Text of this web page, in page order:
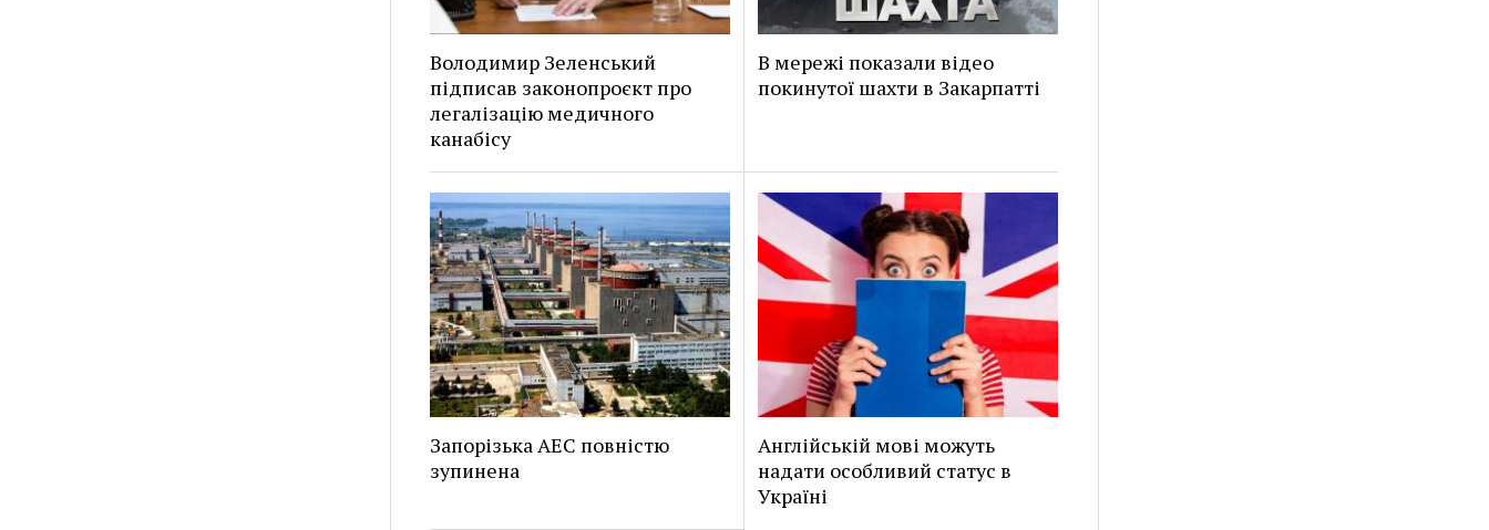
Володимир Зеленський
підписав законопроєкт про
легалізацію медичного
канабісу
В мережі показали відео
покинутої шахти в Закарпатті
Запорізька АЕС повністю
зупинена
Англійській мові можуть
надати особливий статус в
Україні